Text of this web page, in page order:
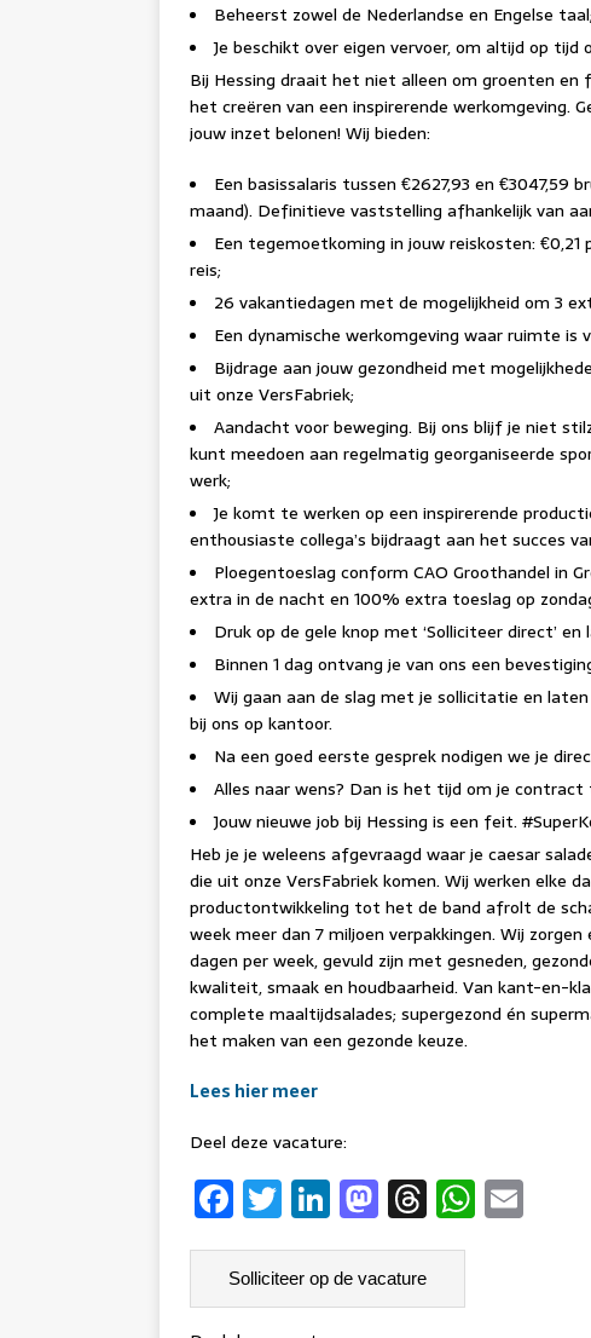
Beheerst zowel de Nederlandse en Engelse taal;
Je beschikt over eigen vervoer, om altijd op tijd
Bij Hessing draait het niet alleen om groenten
het creëren van een inspirerende werkomgeving.
jouw inzet belonen! Wij bieden:
Een basissalaris tussen €2627,93 en €3047,59
maand). Definitieve vaststelling afhankelijk van
Een tegemoetkoming in jouw reiskosten:
reis;
26 vakantiedagen met de mogelijkheid om 3
Een dynamische werkomgeving waar ruimte is
Bijdrage aan jouw gezondheid met
uit onze VersFabriek;
Aandacht voor beweging. Bij ons blijf je niet
kunt meedoen aan regelmatig georganiseerde
werk;
Je komt te werken op een inspirerende
enthousiaste collega’s bijdraagt aan het succes
Ploegentoeslag conform CAO Groothandel in
extra in de nacht en 100% extra toeslag op
Druk op de gele knop met ‘Solliciteer direct’
Binnen 1 dag ontvang je van ons een
Wij gaan aan de slag met je sollicitatie en
bij ons op kantoor.
Na een goed eerste gesprek nodigen we je
Alles naar wens? Dan is het tijd om je
Jouw nieuwe job bij Hessing is een feit.
Heb je je weleens afgevraagd waar je caesar
die uit onze VersFabriek komen. Wij werken elke
productontwikkeling tot het de band afrolt de
week meer dan 7 miljoen verpakkingen. Wij
dagen per week, gevuld zijn met gesneden,
kwaliteit, smaak en houdbaarheid. Van kant-en-
complete maaltijdsalades; supergezond én
het maken van een gezonde keuze.
Lees hier meer
Deel deze vacature:
F
a
c
e
T
w
it
t
Li
n
k
e
M
a
st
o
T
h
a
W
h